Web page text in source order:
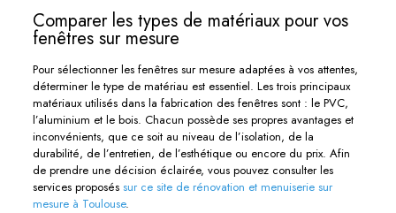
Comparer les types de matériaux pour vos
fenêtres sur mesure
Pour sélectionner les fenêtres sur mesure adaptées à vos attentes,
déterminer le type de matériau est essentiel. Les trois principaux
matériaux utilisés dans la fabrication des fenêtres sont : le PVC,
l’aluminium et le bois. Chacun possède ses propres avantages et
inconvénients, que ce soit au niveau de l’isolation, de la
durabilité, de l’entretien, de l’esthétique ou encore du prix. Afin
de prendre une décision éclairée, vous pouvez consulter les
services proposés sur ce site de rénovation et menuiserie sur
mesure à Toulouse.